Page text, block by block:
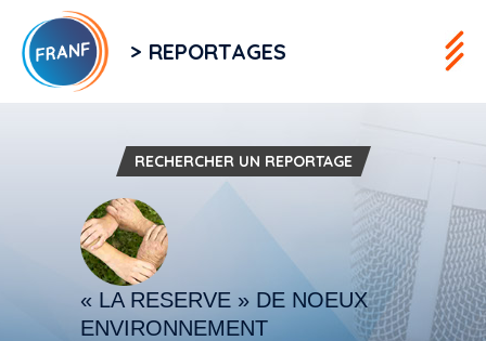
> REPORTAGES
RECHERCHER UN REPORTAGE
« LA RESERVE » DE NOEUX
ENVIRONNEMENT